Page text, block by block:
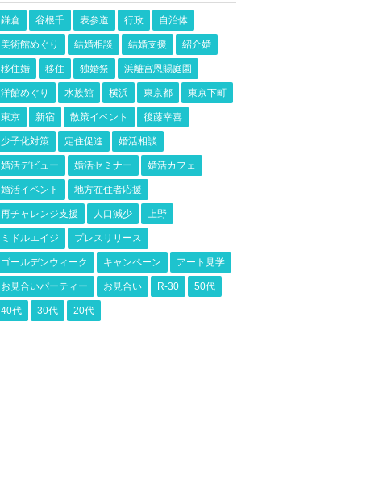
鎌倉 谷根千 表参道 行政 自治体
美術館めぐり 結婚相談 結婚支援 紹介婚
移住婚 移住 独婚祭 浜離宮恩賜庭園
洋館めぐり 水族館 横浜 東京都 東京下町
東京 新宿 散策イベント 後藤幸喜
少子化対策 定住促進 婚活相談
婚活デビュー 婚活セミナー 婚活カフェ
婚活イベント 地方在住者応援
再チャレンジ支援 人口減少 上野
ミドルエイジ プレスリリース
ゴールデンウィーク キャンペーン アート見学
お見合いパーティー お見合い R-30 50代
40代 30代 20代